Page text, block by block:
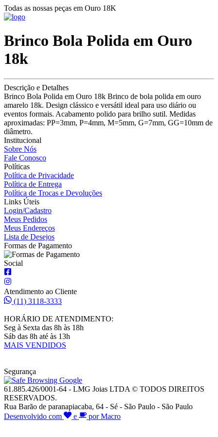
Todas as nossas peças em Ouro 18K
Brinco Bola Polida em Ouro
18k
Descrição e Detalhes
Brinco Bola Polida em Ouro 18k Brinco de bola polida em ouro
amarelo 18k. Design clássico e versátil ideal para uso diário ou
eventos formais. Acabamento polido para brilho sutil. Medidas
aproximadas: PP=3mm, P=4mm, M=5mm, G=7mm, GG=10mm de
diâmetro.
Institucional
Sobre Nós
Fale Conosco
Políticas
Política de Privacidade
Política de Entrega
Política de Trocas e Devoluções
Links Úteis
Login/Cadastro
Meus Pedidos
Meus Endereços
Lista de Desejos
Formas de Pagamento
Social
Atendimento ao Cliente
(11) 3118-3333
HORÁRIO DE ATENDIMENTO:
Seg à Sexta das 8h às 18h
Sáb das 8h até às 13h
MAIS VENDIDOS
Segurança
61.885.426/0001-64 - LMG Joias LTDA © TODOS DIREITOS
RESERVADOS.
Rua Barão de paranapiacaba, 64 - Sé - São Paulo - São Paulo
Desenvolvido com
e por Macro